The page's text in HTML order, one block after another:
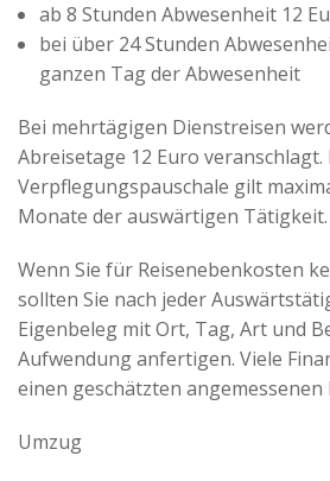
ab 8 Stunden Abwesenheit 12
bei über 24 Stunden
ganzen Tag der Abwesenheit
Bei mehrtägigen Dienstreisen
Abreisetage 12 Euro veranschlagt.
Verpflegungspauschale gilt
Monate der auswärtigen Tätigkeit.
Wenn Sie für Reisenebenkosten
sollten Sie nach jeder
Eigenbeleg mit Ort, Tag, Art und
Aufwendung anfertigen. Viele
einen geschätzten angemessenen
Umzug